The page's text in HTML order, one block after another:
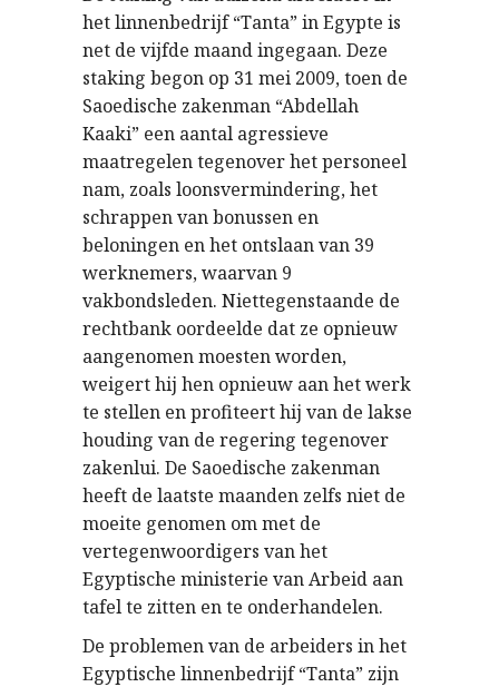
het linnenbedrijf “Tanta” in Egypte is
net de vijfde maand ingegaan. Deze
staking begon op 31 mei 2009, toen de
Saoedische zakenman “Abdellah
Kaaki” een aantal agressieve
maatregelen tegenover het personeel
nam, zoals loonsvermindering, het
schrappen van bonussen en
beloningen en het ontslaan van 39
werknemers, waarvan 9
vakbondsleden. Niettegenstaande de
rechtbank oordeelde dat ze opnieuw
aangenomen moesten worden,
weigert hij hen opnieuw aan het werk
te stellen en profiteert hij van de lakse
houding van de regering tegenover
zakenlui. De Saoedische zakenman
heeft de laatste maanden zelfs niet de
moeite genomen om met de
vertegenwoordigers van het
Egyptische ministerie van Arbeid aan
tafel te zitten en te onderhandelen.
De problemen van de arbeiders in het
Egyptische linnenbedrijf “Tanta” zijn